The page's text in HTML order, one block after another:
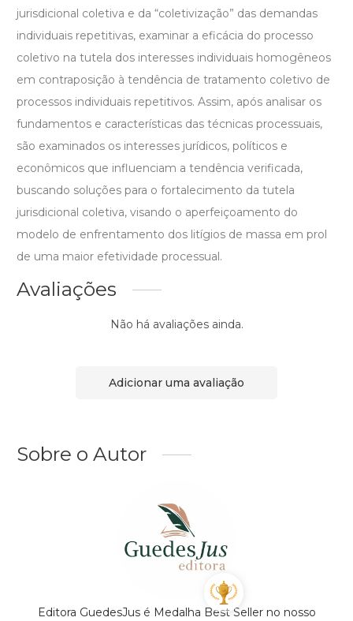
jurisdicional coletiva e da “coletivização” das demandas
individuais repetitivas, examinar a eficácia do processo
coletivo na tutela dos interesses individuais homogêneos
em contraposição à tendência de tratamento coletivo de
processos individuais repetitivos. Assim, após analisar os
fundamentos e características das técnicas processuais,
são examinados os interesses jurídicos, políticos e
econômicos que influenciam a tendência verificada,
buscando soluções para o fortalecimento da tutela
jurisdicional coletiva, visando o aperfeiçoamento do
modelo de enfrentamento dos litígios de massa em prol
de uma maior efetividade processual.
Avaliações
Não há avaliações ainda.
Adicionar uma avaliação
Sobre o Autor
Editora GuedesJus é Medalha Best Seller no nosso